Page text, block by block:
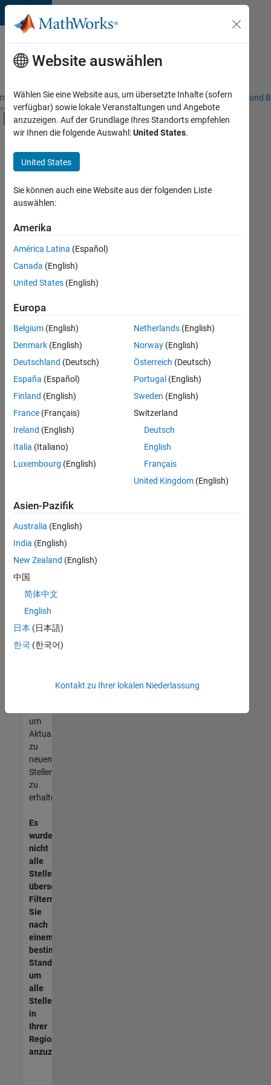
Weiter zum Inhalt
Karriere
bei
MathWorks
– Übersicht Stellensuche Niederlassungen Studierende und
Umschaltung für Off-Canvas-
Hauptinhalt
Commercial Sales
Marketing Communications
Marketing Services
Business Model Team
+3
Derzeit
es
keine
offenen
Stellen,
Ihren
Suchkriterien
entsprechen.
können
die
Suchkriterien
weiter
fassen
oder
alle
Stellenangebote
anzeigen .
noch
keine
offenen
Stellen
können,
die
Ihren
entsprechen,
werden
unseres
um
Aktualisierungen
zu
neuen
Stellenangeboten
zu
erhalten.
Es
wurden
nicht
alle
Stellen
übersetzt.
Filtern
Sie
nach
einem
bestimmten
Standort,
um
alle
Stellenangebote
in
Ihrer
Region
anzuzeigen.
Website auswählen
Wählen Sie eine Website aus, um übersetzte Inhalte (sofern
verfügbar) sowie lokale Veranstaltungen und Angebote
anzuzeigen. Auf der Grundlage Ihres Standorts empfehlen
wir Ihnen die folgende Auswahl:United States.
United States
Sie können auch eine Website aus der folgenden Liste
auswählen:
Amerika
América Latina (Español)
Canada (English)
United States (English)
Europa
Belgium (English)
Denmark (English)
Deutschland (Deutsch)
España (Español)
Finland (English)
France (Français)
Ireland (English)
Italia (Italiano)
Luxembourg (English)
Netherlands(English)
Norway(English)
Österreich (Deutsch)
Portugal (English)
Sweden (English)
Switzerland
Deutsch
English
Français
United Kingdom(English)
Asien-Pazifik
Australia (English)
India (English)
New Zealand (English)
中国
简体中文
English
日本 (日本語)
한국 (한국어)
Kontakt zu Ihrer lokalen Niederlassung